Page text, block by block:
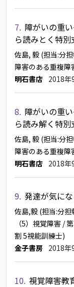
7. 障がいの重
ら読みとく特別
佐島, 毅 (担当:分
障害のある重複
明石書店 2018年
8. 障がいの重
ら読み解く特別
佐島, 毅 (担当:分
障害のある重複
明石書店 2018年
9. 発達が気に
佐島,毅 (担当:分
（5）視覚障害 /
割 5視能訓練士)
金子書房 2018年
10. 視覚障害教